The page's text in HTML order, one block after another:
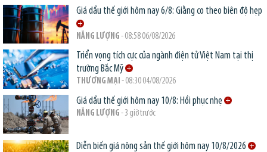
Giá dầu thế giới hôm nay 6/8: Giằng co theo biên độ hẹp
NĂNG LƯỢNG - 08:58 06/08/2026
Triển vọng tích cực của ngành điện tử Việt Nam tại thị
trường Bắc Mỹ
THƯƠNG MẠI - 08:30 04/08/2026
Giá dầu thế giới hôm nay 10/8: Hồi phục nhẹ
NĂNG LƯỢNG - 3 giờ trước
Diễn biến giá nông sản thế giới hôm nay 10/8/2026